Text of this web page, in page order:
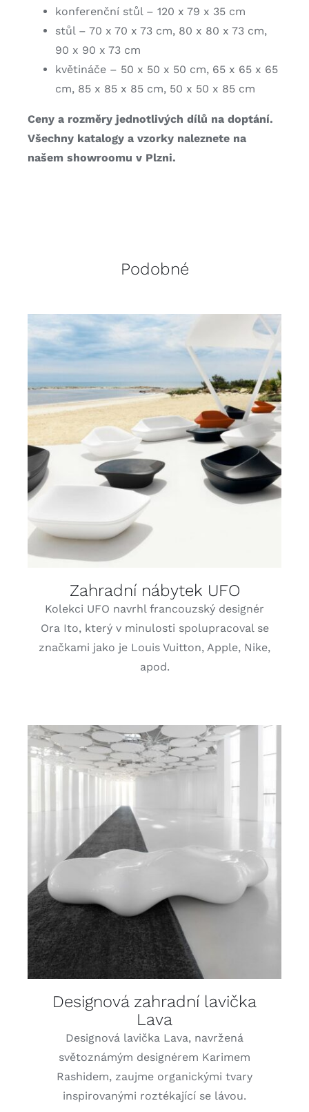
konferenční stůl – 120 x 79 x 35 cm
stůl – 70 x 70 x 73 cm, 80 x 80 x 73 cm,
90 x 90 x 73 cm
květináče – 50 x 50 x 50 cm, 65 x 65 x 65
cm, 85 x 85 x 85 cm, 50 x 50 x 85 cm
Ceny a rozměry jednotlivých dílů na doptání.
Všechny katalogy a vzorky naleznete na
našem showroomu v Plzni.
Podobné
DETAILY
Zahradní nábytek UFO
Kolekci UFO navrhl francouzský designér
Ora Ito, který v minulosti spolupracoval se
značkami jako je Louis Vuitton, Apple, Nike,
apod.
DETAILY
Designová zahradní lavička
Lava
Designová lavička Lava, navržená
světoznámým designérem Karimem
Rashidem, zaujme organickými tvary
inspirovanými roztékající se lávou.